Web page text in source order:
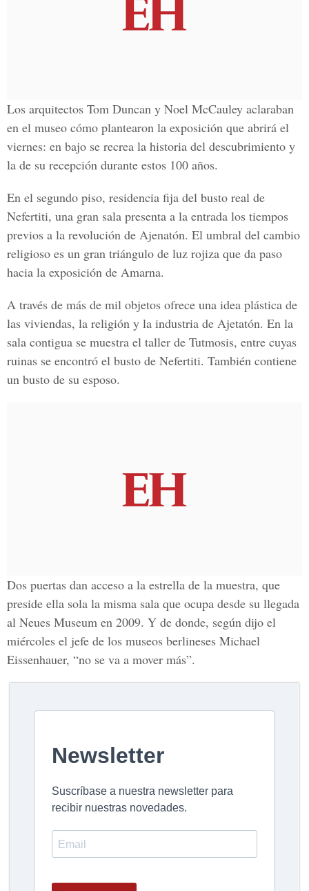
Los arquitectos Tom Duncan y Noel McCauley aclaraban
en el museo cómo plantearon la exposición que abrirá el
viernes: en bajo se recrea la historia del descubrimiento y
la de su recepción durante estos 100 años.
En el segundo piso, residencia fija del busto real de
Nefertiti, una gran sala presenta a la entrada los tiempos
previos a la revolución de Ajenatón. El umbral del cambio
religioso es un gran triángulo de luz rojiza que da paso
hacia la exposición de Amarna.
A través de más de mil objetos ofrece una idea plástica de
las viviendas, la religión y la industria de Ajetatón. En la
sala contigua se muestra el taller de Tutmosis, entre cuyas
ruinas se encontró el busto de Nefertiti. También contiene
un busto de su esposo.
Dos puertas dan acceso a la estrella de la muestra, que
preside ella sola la misma sala que ocupa desde su llegada
al Neues Museum en 2009. Y de donde, según dijo el
miércoles el jefe de los museos berlineses Michael
Eissenhauer, “no se va a mover más”.